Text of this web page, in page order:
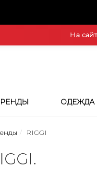
На
ОДЕЖДА
RIGGI